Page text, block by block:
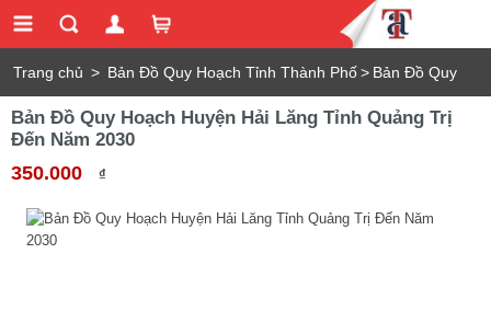
Trang chủ > Bản Đồ Quy Hoạch Tỉnh Thành Phố> Bản Đồ Quy
Hoạch Huyện Hải Lăng Tỉnh Quảng Trị Đến Năm 2030
Bản Đồ Quy Hoạch Huyện Hải Lăng Tỉnh Quảng Trị
Đến Năm 2030
350.000 ₫